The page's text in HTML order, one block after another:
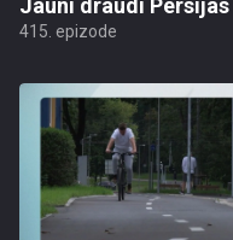
Jauni draudi
415. epizode